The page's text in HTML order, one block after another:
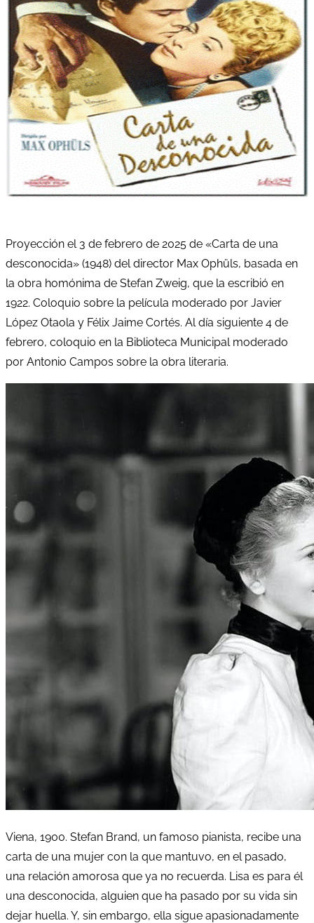
Proyección el 3 de febrero de 2025 de «Carta de una
desconocida» (1948) del director Max Ophüls, basada en
la obra homónima de Stefan Zweig, que la escribió en
1922. Coloquio sobre la película moderado por Javier
López Otaola y Félix Jaime Cortés. Al día siguiente 4 de
febrero, coloquio en la Biblioteca Municipal moderado
por Antonio Campos sobre la obra literaria.
Viena, 1900. Stefan Brand, un famoso pianista, recibe una
carta de una mujer con la que mantuvo, en el pasado,
una relación amorosa que ya no recuerda. Lisa es para él
una desconocida, alguien que ha pasado por su vida sin
dejar huella. Y, sin embargo, ella sigue apasionadamente